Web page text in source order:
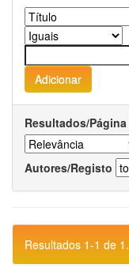
Resultados/Página
Autores/Registo
Resultados 1-1 de 1.